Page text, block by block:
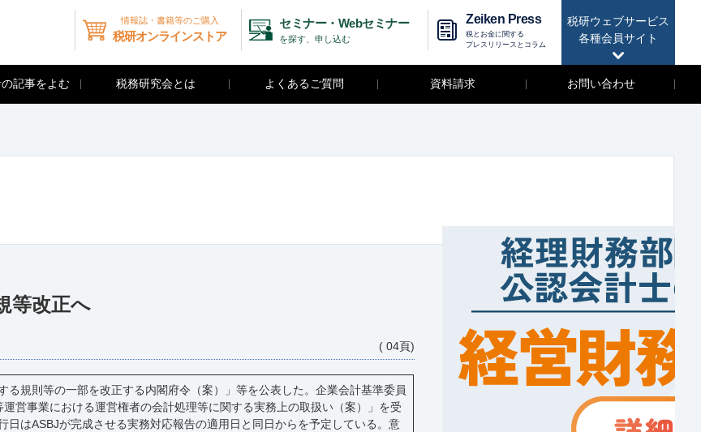
税研ウェブサービス
各種会員サイト
情報誌・書籍等のご購入
税研オンラインストア
セミナー・Webセミナー
を探す、申し込む
Zeiken Press
税とお金に関する
プレスリリースとコラム
記事をよむ 税務研究会とは よくあるご質問 資料請求 お問い合わせ
等改正へ
( 04頁)
規則等の一部を改正する内閣府令（案）」等を公表した。企業会計基準委員
営事業における運営権者の会計処理等に関する実務上の取扱い（案）」を受
はASBJが完成させる実務対応報告の適用日と同日からを予定している。意